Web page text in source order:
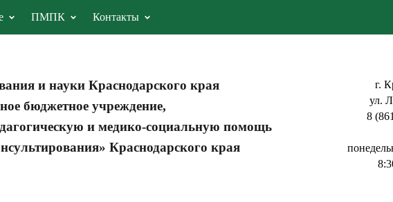
ПМПК Контакты
и науки Краснодарского края
бюджетное учреждение,
и медико-социальную помощь
Краснодарского края
г.
ул.
8 (861)
8:30